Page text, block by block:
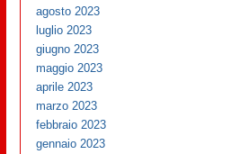
agosto 2023
luglio 2023
giugno 2023
maggio 2023
aprile 2023
marzo 2023
febbraio 2023
gennaio 2023